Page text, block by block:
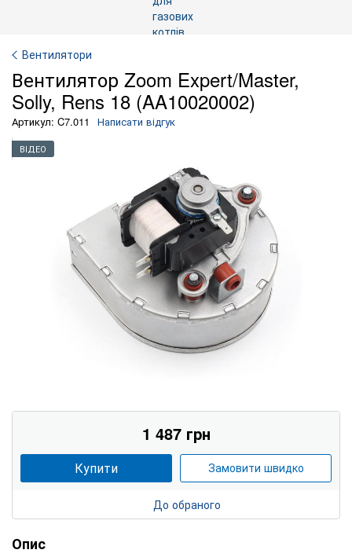
Вентилятори
Вентилятор Zoom Expert/Master,
Solly, Rens 18 (AA10020002)
Артикул: C7.011 Написати відгук
ВІДЕО
1 487 грн
Купити Замовити швидко
До обраного
Опис